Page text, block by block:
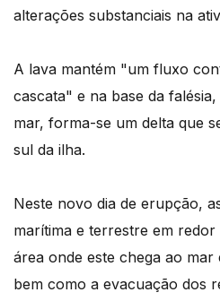
alterações substanciais na
A lava mantém "um fluxo
cascata" e na base da
mar, forma-se um delta que
sul da ilha.
Neste novo dia de erupção,
marítima e terrestre em
área onde este chega ao mar
bem como a evacuação dos